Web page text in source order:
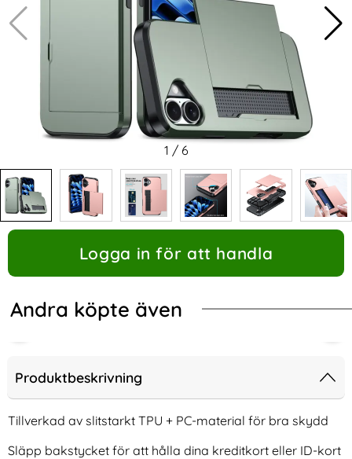
1 / 6
Logga in för att handla
Andra köpte även
Produktbeskrivning
Tillverkad av slitstarkt TPU + PC-material för bra skydd
Släpp bakstycket för att hålla dina kreditkort eller ID-kort